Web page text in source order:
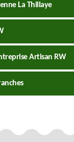
La Thillaye
Artisan RW